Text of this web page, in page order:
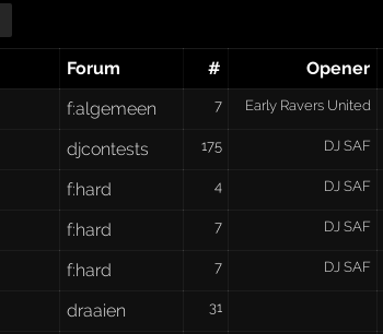
Forum # Opener
f:algemeen 7 Early Ravers United
djcontests 175 DJ SAF
f:hard 4 DJ SAF
f:hard 7 DJ SAF
f:hard 7 DJ SAF
draaien 31